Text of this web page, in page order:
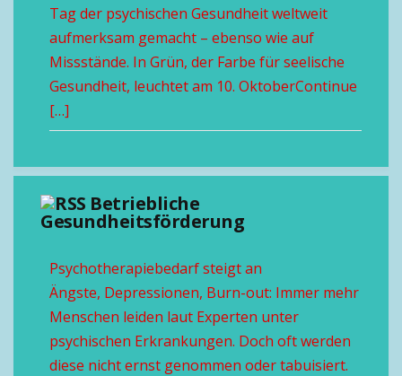
Tag der psychischen Gesundheit weltweit
aufmerksam gemacht – ebenso wie auf
Missstände. In Grün, der Farbe für seelische
Gesundheit, leuchtet am 10. OktoberContinue
[…]
Betriebliche
Gesundheitsförderung
Psychotherapiebedarf steigt an
Ängste, Depressionen, Burn-out: Immer mehr
Menschen leiden laut Experten unter
psychischen Erkrankungen. Doch oft werden
diese nicht ernst genommen oder tabuisiert.